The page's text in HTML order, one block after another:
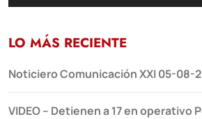
LO MÁS RECIENTE
Noticiero Comunicación XXI 05-08-
VIDEO – Detienen a 17 en operativo